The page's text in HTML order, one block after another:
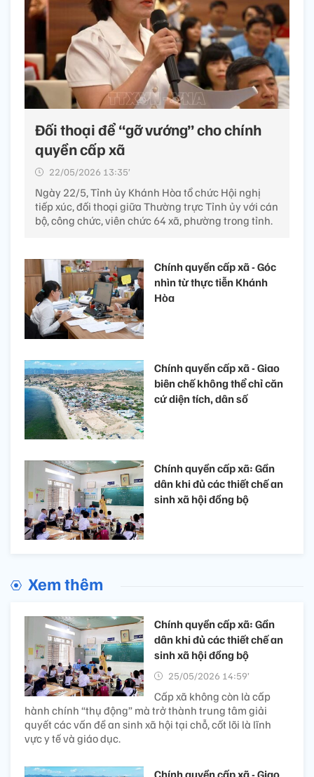
Đối thoại để “gỡ vướng” cho chính
quyền cấp xã
22/05/2026 13:35’
Ngày 22/5, Tỉnh ủy Khánh Hòa tổ chức Hội nghị
tiếp xúc, đối thoại giữa Thường trực Tỉnh ủy với cán
bộ, công chức, viên chức 64 xã, phường trong tỉnh.
Chính quyền cấp xã - Góc
nhìn từ thực tiễn Khánh
Hòa
Chính quyền cấp xã - Giao
biên chế không thể chỉ căn
cứ diện tích, dân số
Chính quyền cấp xã: Gần
dân khi đủ các thiết chế an
sinh xã hội đồng bộ
Xem thêm
Chính quyền cấp xã: Gần
dân khi đủ các thiết chế an
sinh xã hội đồng bộ
25/05/2026 14:59’
Cấp xã không còn là cấp
hành chính “thụ động” mà trở thành trung tâm giải
quyết các vấn đề an sinh xã hội tại chỗ, cốt lõi là lĩnh
vực y tế và giáo dục.